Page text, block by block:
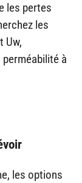
les pertes
les
Uw,
perméabilité à
les options